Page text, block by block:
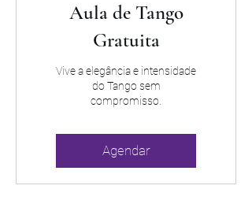
Aula de Tango
Gratuita
Vive a elegância e intensidade
do Tango sem
compromisso.
Agendar